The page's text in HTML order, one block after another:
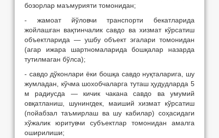
бозорлар маъмурияти томонидан;
- жамоат йўловчи транспорти бекатларида
жойлашган вақтинчалик савдо ва хизмат кўрсатиш
объектларида — ушбу объект эгалари томонидан
(агар ижара шартномаларида бошқалар назарда
тутилмаган бўлса);
- савдо дўконлари ёки бошқа савдо нуқталарига, шу
жумладан, кўчма шохобчаларга туташ ҳудудларда 5
м радиусда — кичик чакана савдо ва умумий
овқатланиш, шунингдек, маиший хизмат кўрсатиш
(пойабзал таъмирлаш ва шу кабилар) соҳасидаги
хўжалик юритувчи субъектлар томонидан амалга
оширилиши;